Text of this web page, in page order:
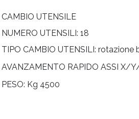
CAMBIO UTENSILE
NUMERO UTENSILI: 18
TIPO CAMBIO UTENSILI: rotazione
AVANZAMENTO RAPIDO ASSI X/
PESO: Kg 4500